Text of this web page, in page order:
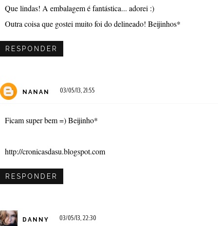
Que lindas! A embalagem é fantástica... adorei :)
Outra coisa que gostei muito foi do delineado! Beijinhos*
RESPONDER
NANAN 03/05/13, 21:55
Ficam super bem =) Beijinho*
http://cronicasdasu.blogspot.com
RESPONDER
DANNY 03/05/13, 22:30